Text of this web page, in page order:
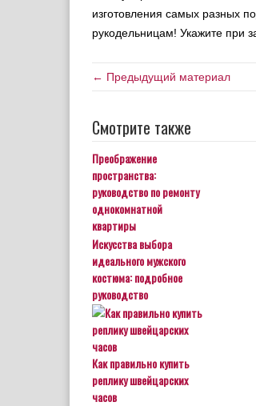
изготовления самых разных
рукодельницам! Укажите при
← Предыдущий материал
Смотрите также
Преображение
пространства:
руководство по ремонту
однокомнатной
квартиры
Искусства выбора
идеального мужского
костюма: подробное
руководство
Как правильно купить
реплику швейцарских
часов